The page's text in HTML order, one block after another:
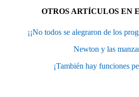
OTROS ARTÍCULOS EN
¡¡No todos se alegraron de los
Newton y las
¡También hay funciones